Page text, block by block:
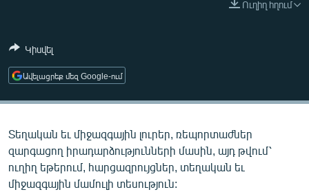
ՄԵԿՆԱԲԱՆՈՒԹՅՈՒՆ
ԿՈՐՈՆԱՎԻՐՈՒՍ
ԱՐԽԻՎ
ՏԵՍԱՆՅՈՒԹԵՐ
Ուղիղ հղում
Կիսվել
Ավելացրեք մեզ Google-ում
Տեղական եւ միջազգային լուրեր, ռեպորտաժներ
զարգացող իրադարձությունների մասին, այդ թվում՝
ուղիղ եթերում, հարցազրույցներ, տեղական եւ
միջազգային մամուլի տեսություն: